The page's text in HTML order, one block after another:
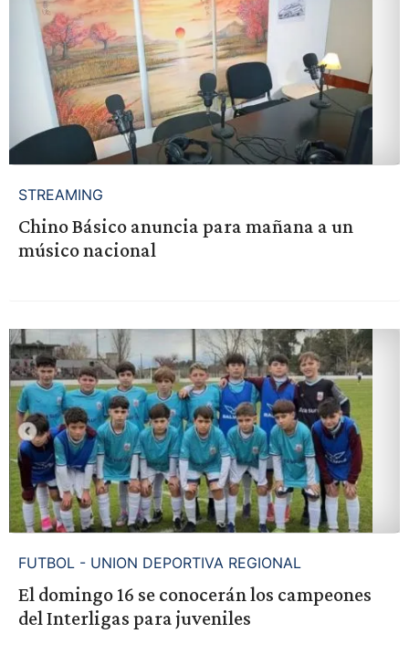
STREAMING
Chino Básico anuncia para mañana a un
músico nacional
FUTBOL - UNION DEPORTIVA REGIONAL
El domingo 16 se conocerán los campeones
del Interligas para juveniles